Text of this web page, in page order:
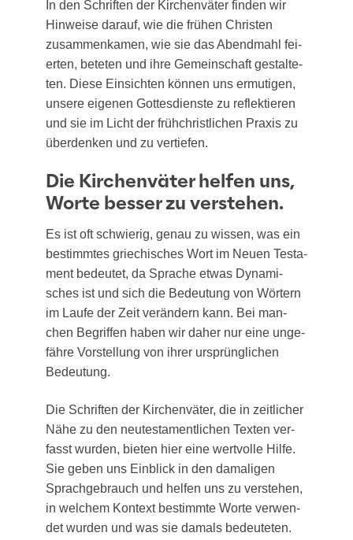
In den Schrif­ten der Kir­chen­vä­ter fin­den wir
Hin­wei­se dar­auf, wie die frü­hen Chris­ten
zusam­men­ka­men, wie sie das Abend­mahl fei­
er­ten, bete­ten und ihre Gemein­schaft gestal­te­
ten. Die­se Ein­sich­ten kön­nen uns ermu­ti­gen,
unse­re eige­nen Got­tes­diens­te zu reflek­tie­ren
und sie im Licht der früh­christ­li­chen Pra­xis zu
über­den­ken und zu vertiefen.
Die Kirchenväter helfen uns,
Worte besser zu verstehen.
Es ist oft schwie­rig, genau zu wis­sen, was ein
bestimm­tes grie­chi­sches Wort im Neu­en Tes­ta­
ment bedeu­tet, da Spra­che etwas Dyna­mi­
sches ist und sich die Bedeu­tung von Wör­tern
im Lau­fe der Zeit ver­än­dern kann. Bei man­
chen Begrif­fen haben wir daher nur eine unge­
fäh­re Vor­stel­lung von ihrer ursprüng­li­chen
Bedeutung.
Die Schrif­ten der Kir­chen­vä­ter, die in zeit­li­cher
Nähe zu den neu­tes­ta­ment­li­chen Tex­ten ver­
fasst wur­den, bie­ten hier eine wert­vol­le Hil­fe.
Sie geben uns Ein­blick in den dama­li­gen
Sprach­ge­brauch und hel­fen uns zu ver­ste­hen,
in wel­chem Kon­text bestimm­te Wor­te ver­wen­
det wur­den und was sie damals bedeu­te­ten.